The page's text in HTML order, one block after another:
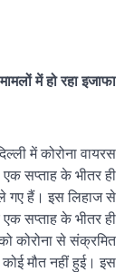
में हो रहा इजाफा
में कोरोना वायरस
सप्ताह के भीतर ही
गए हैं। इस लिहाज से
एक सप्ताह के भीतर ही
कोरोना से संक्रमित
मौत नहीं हुई। इस